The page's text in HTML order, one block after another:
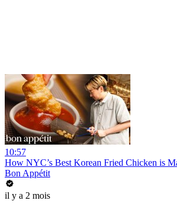
10:57
How NYC’s Best Korean Fried Chicken is
Bon Appétit
il y a 2 mois